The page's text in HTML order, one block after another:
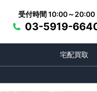
受付時間 10:00～20:00
03-5919-
宅配買取